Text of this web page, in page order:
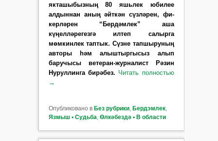
якташыбызның 80 яшьлек юбилее
алдыннан аның әйткән сүзләрен, фи­
керләрен “Бердәмлек” аша
күңелләрегезгә илтеп салырга
мөмкинлек таптык. Сүзне тапшыруның
авторы һәм алыштыргысыз алып
баручысы ве­теран-журналист Рәзин
Нуруллинга бирәбез. Читать полностью
→
Опубликовано в Без рубрики, Бердэмлек,
Язмыш ▪ Судьба, Өлкәбездә ▪ В области